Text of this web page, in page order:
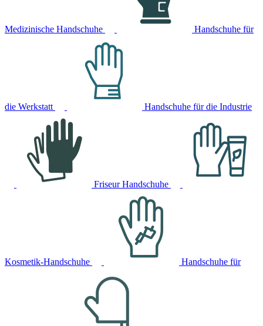
Medizinische Handschuhe Handschuhe für
die Werkstatt Handschuhe für die Industrie
Friseur Handschuhe
Kosmetik-Handschuhe Handschuhe für